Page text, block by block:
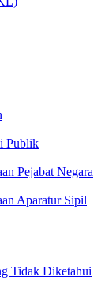
Publik
Pejabat Negara
Aparatur Sipil
Tidak Diketahui